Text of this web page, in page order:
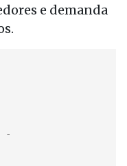
e demanda